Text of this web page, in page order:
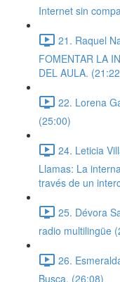
Internet sin
21. Raquel
FOMENTAR LA
DEL AULA.
22. Lorena
(25:00)
24. Leticia
Llamas: La
través de un
25. Dévora
radio multilingüe
26.
Busca. (26:08)